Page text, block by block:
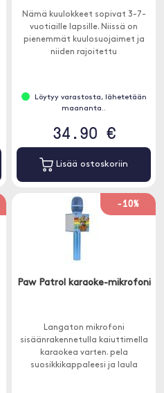
Nämä kuulokkeet sopivat 3-7-
vuotiaille lapsille. Niissä on
pienemmät kuulosuojaimet ja
niiden rajoitettu
Löytyy varastosta, lähetetään
maananta..
34.90 €
Lisää ostoskoriin
-10%
Paw Patrol karaoke-mikrofoni
Langaton mikrofoni
sisäänrakennetulla kaiuttimella
karaokea varten. pela
suosikkikappaleesi ja laula